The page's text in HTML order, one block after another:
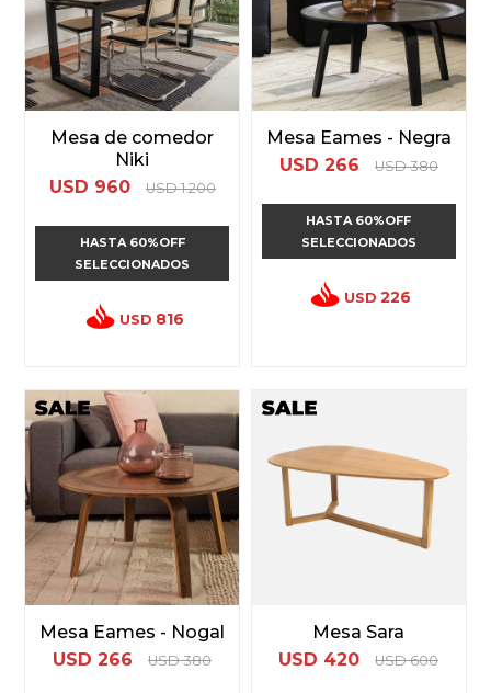
Mesa de comedor
Niki
USD 960 USD 1.200
HASTA 60%OFF
SELECCIONADOS
USD 816
Mesa Eames - Negra
USD 266 USD 380
HASTA 60%OFF
SELECCIONADOS
USD 226
Mesa Eames - Nogal
USD 266 USD 380
Mesa Sara
USD 420 USD 600